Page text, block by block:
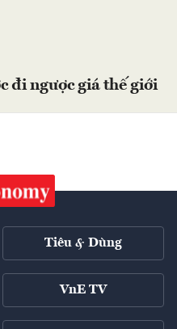
đi ngược giá thế giới
Tiêu & Dùng
VnE TV